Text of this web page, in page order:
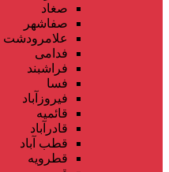
صغاد
صفاشهر
علامرودشت
فدامی
فراشبند
فسا
فیروزآباد
قائمیه
قادرآباد
قطب آباد
قطرویه